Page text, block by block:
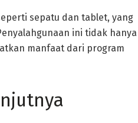
sepatu dan tablet, yang
ini tidak hanya
manfaat dari program